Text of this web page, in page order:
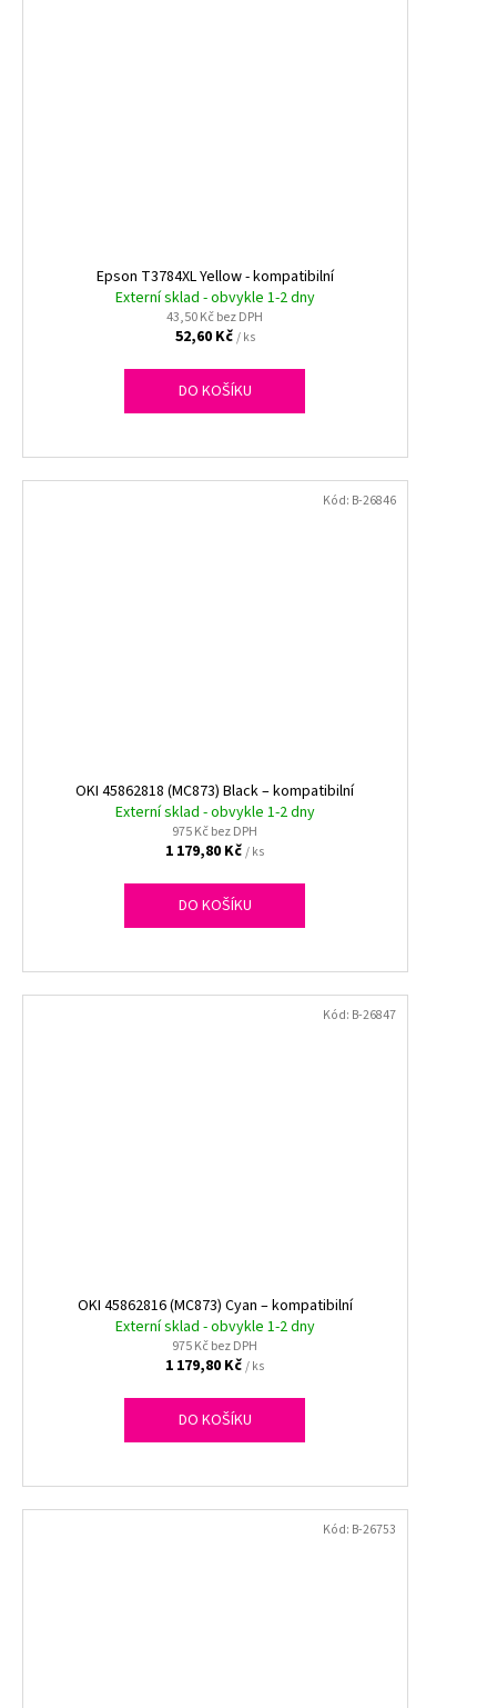
Epson T3784XL Yellow - kompatibilní
Externí sklad - obvykle 1-2 dny
43,50 Kč bez DPH
52,60 Kč/ ks
DO KOŠÍKU
OKI 45862818 (MC873) Black – kompatibilní
Externí sklad - obvykle 1-2 dny
975 Kč bez DPH
1 179,80 Kč/ ks
DO KOŠÍKU
Kód: B-26846
OKI 45862816 (MC873) Cyan – kompatibilní
Externí sklad - obvykle 1-2 dny
975 Kč bez DPH
1 179,80 Kč/ ks
DO KOŠÍKU
Kód: B-26847
Kód: B-26753